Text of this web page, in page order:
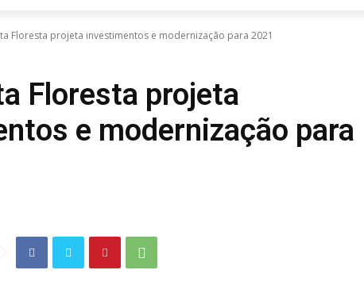
Floresta projeta investimentos e modernização para 2021
Floresta projeta
e modernização para